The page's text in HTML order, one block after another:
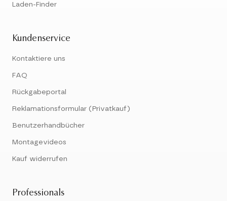
Laden-Finder
Kundenservice
Kontaktiere uns
FAQ
Rückgabeportal
Reklamationsformular (Privatkauf)
Benutzerhandbücher
Montagevideos
Kauf widerrufen
Professionals